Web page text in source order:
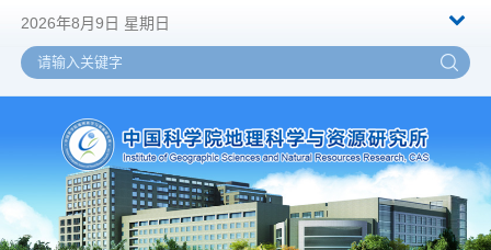
2026年8月9日 星期日